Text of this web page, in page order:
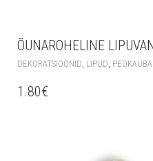
ÕUNAROHELINE
DEKORATSIOONID LIPUD
1.80€